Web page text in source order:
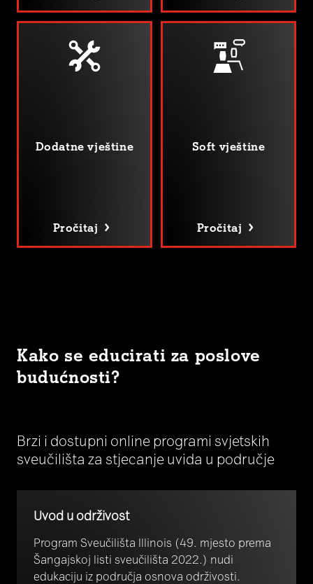
Dodatne vještine
Pročitaj
Soft vještine
Pročitaj
Kako se educirati za poslove
budućnosti?
Brzi i dostupni online programi svjetskih
sveučilišta za stjecanje uvida u područje
Uvod u održivost
Program Sveučilišta Illinois (49. mjesto prema
Šangajskoj listi sveučilišta 2022.) nudi
edukaciju iz područja osnova održivosti.